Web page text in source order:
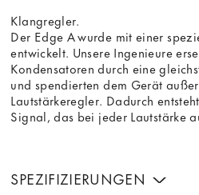
Klangregler.
Der Edge A wurde mit einer
entwickelt. Unsere Ingenieure
Kondensatoren durch eine
und spendierten dem Gerät
Lautstärkeregler. Dadurch
Signal, das bei jeder Lautstärke
SPEZIFIZIERUNGEN